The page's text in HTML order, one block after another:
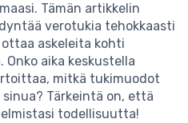
Tämän artikkelin
verotukia tehokkaasti
askeleita kohti
aika keskustella
mitkä tukimuodot
Tärkeintä on, että
todellisuutta!